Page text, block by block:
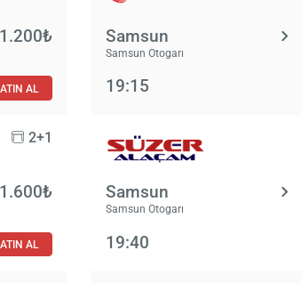
1.200₺
AL
Samsun
Samsun Otogarı
19:15
2+1
1.600₺
AL
Samsun
Samsun Otogarı
19:40